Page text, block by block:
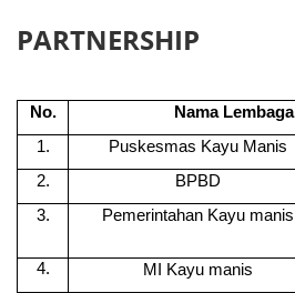
PARTNERSHIP
No. Nama Lembaga
1.
Puskesmas Kayu Manis
2.
BPBD
3.
Pemerintahan Kayu manis
4.
MI Kayu manis